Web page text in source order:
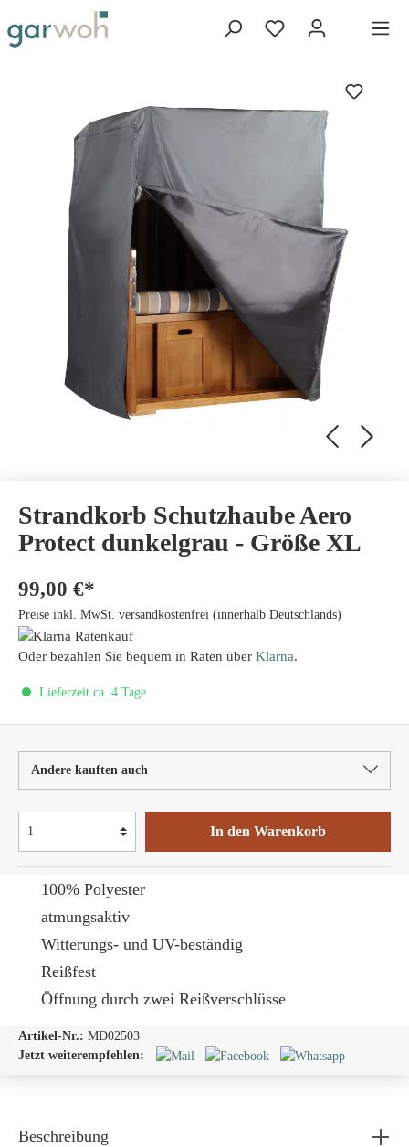
Strandkorb Schutzhaube Aero
Protect dunkelgrau - Größe XL
100% Polyester
atmungsaktiv
Witterungs- und UV-beständig
Reißfest
Öffnung durch zwei Reißverschlüsse
99,00 €*
Preise inkl. MwSt. versandkostenfrei (innerhalb Deutschlands)
Oder bezahlen Sie bequem in Raten über Klarna.
Lieferzeit ca. 4 Tage
Andere kauften auch
In den Warenkorb
Artikel-Nr.: MD02503
Jetzt weiterempfehlen:
Beschreibung